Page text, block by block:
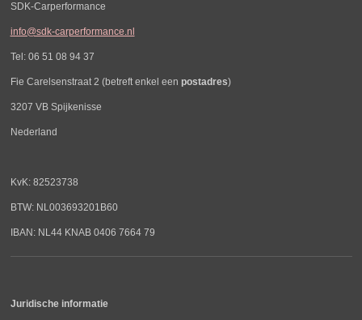
SDK-Carperformance
info@sdk-carperformance.nl
Tel: 06 51 08 94 37
Fie Carelsenstraat 2 (betreft enkel een postadres)
3207 VB Spijkenisse
Nederland
KvK: 82523738
BTW: NL003693201B60
IBAN: NL44 KNAB 0406 7664 79
Juridische informatie